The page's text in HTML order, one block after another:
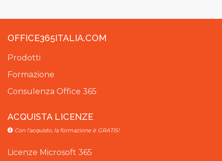
OFFICE365ITALIA.COM
Prodotti
Formazione
Consulenza Office 365
ACQUISTA LICENZE
Con l'acquisto, la formazione è GRATIS!
Licenze Microsoft 365